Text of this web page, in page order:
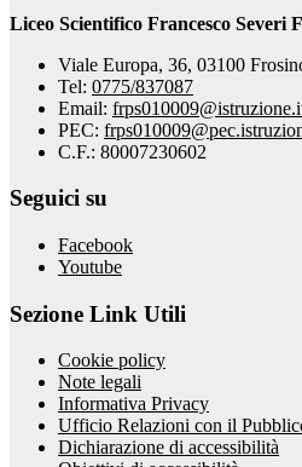
Liceo Scientifico Francesco Severi
Viale Europa, 36, 03100
Tel: 0775/837087
Email:
PEC:
C.F.: 80007230602
Seguici su
Facebook
Youtube
Sezione Link Utili
Cookie policy
Note legali
Informativa Privacy
Ufficio Relazioni con il
Dichiarazione di accessibilità